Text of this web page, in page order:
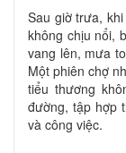
Sau giờ trưa,
không chịu nổi,
vang lên, mưa
Một phiên chợ
tiểu thương
đường, tập hợp
và công việc.